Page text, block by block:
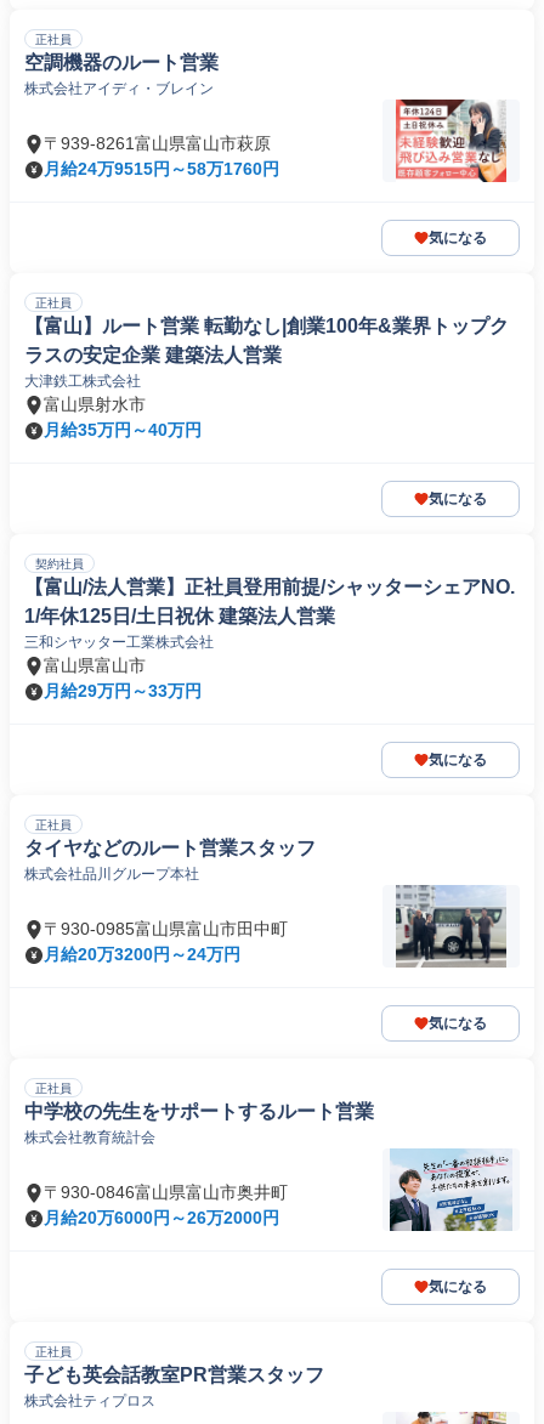
正社員
空調機器のルート営業
株式会社アイディ・ブレイン
〒939-8261富山県富山市萩原
月給24万9515円～58万1760円
気になる
正社員
【富山】ルート営業 転勤なし|創業100年&業界トップク
ラスの安定企業 建築法人営業
大津鉄工株式会社
富山県射水市
月給35万円～40万円
気になる
契約社員
【富山/法人営業】正社員登用前提/シャッターシェアNO.
1/年休125日/土日祝休 建築法人営業
三和シヤッター工業株式会社
富山県富山市
月給29万円～33万円
気になる
正社員
タイヤなどのルート営業スタッフ
株式会社品川グループ本社
〒930-0985富山県富山市田中町
月給20万3200円～24万円
気になる
正社員
中学校の先生をサポートするルート営業
株式会社教育統計会
〒930-0846富山県富山市奥井町
月給20万6000円～26万2000円
気になる
正社員
子ども英会話教室PR営業スタッフ
株式会社ティプロス